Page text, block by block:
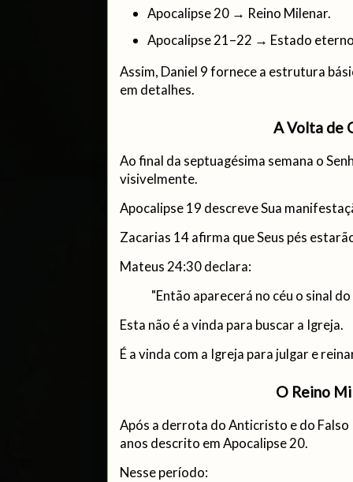
Apocalipse 20 → Reino Milenar.
Apocalipse 21–22 → Estado
Assim, Daniel 9 fornece a estrutura
em detalhes.
A Volta de
Ao final da septuagésima semana o
visivelmente.
Apocalipse 19 descreve Sua
Zacarias 14 afirma que Seus pés
Mateus 24:30 declara:
"Então aparecerá no céu o sinal
Esta não é a vinda para buscar a Igreja.
É a vinda com a Igreja para julgar e
O Reino
Após a derrota do Anticristo e do
anos descrito em Apocalipse 20.
Nesse período: